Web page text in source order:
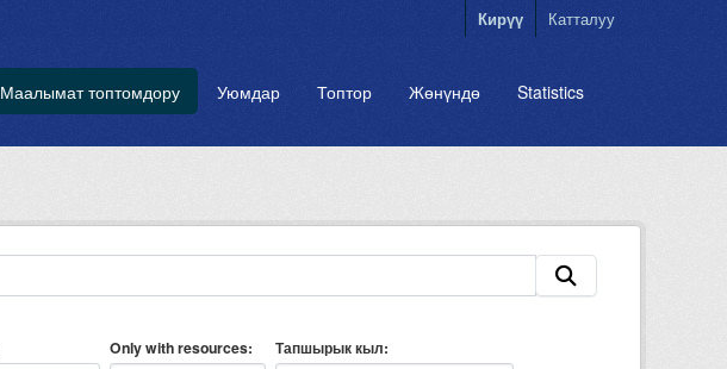
Кирүү Катталуу
Маалымат топтомдору Уюмдар Топтор Жөнүндө Statistics
Only with resources Тапшырык кыл